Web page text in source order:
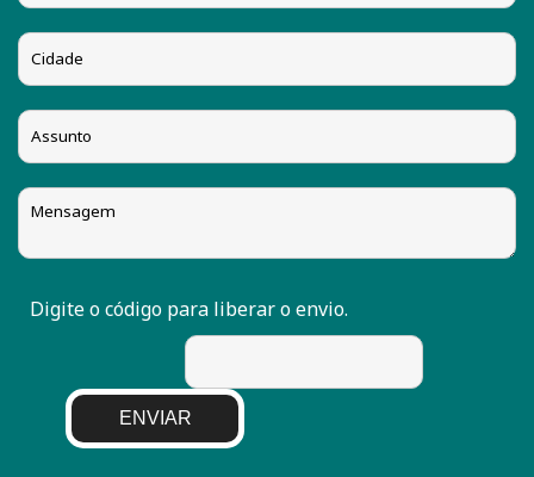
Digite o código para liberar o envio.
ENVIAR